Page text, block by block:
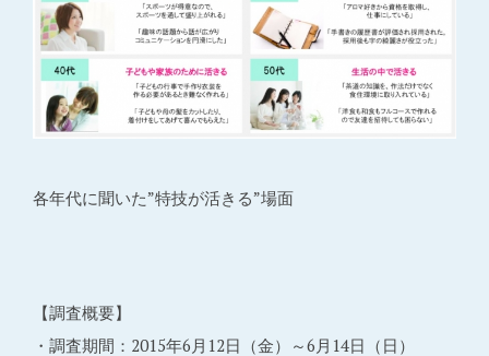
各年代に聞いた”特技が活きる”場面
【調査概要】
・調査期間：2015年6月12日（金）～6月14日（日）